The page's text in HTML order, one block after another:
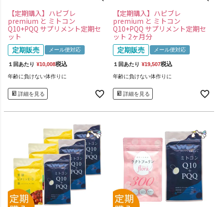
【定期購入】ハピブレ
premium と ミトコン
Q10+PQQ サプリメント定期セ
ット
メール便対応
定期販売
１回あたり ¥10,008税込
年齢に負けない体作りに
詳細を見る
【定期購入】ハピブレ
premium と ミトコン
Q10+PQQ サプリメント定期セ
ット 2ヶ月分
メール便対応
定期販売
１回あたり ¥19,507税込
年齢に負けない体作りに
詳細を見る